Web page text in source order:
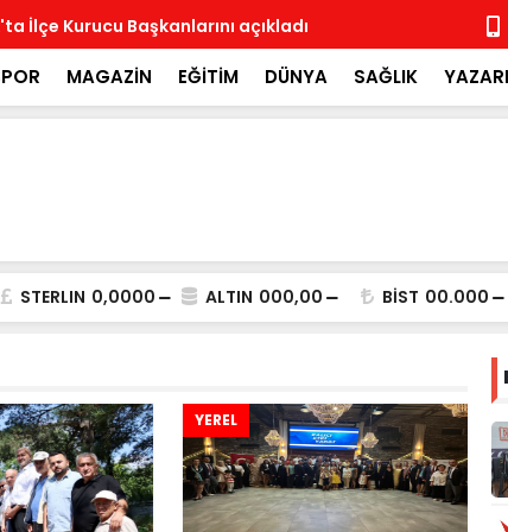
İlçe Kurucu Başkanlarını açıkladı MHP İlçe
MAGAZİN EĞİTİM DÜNYA SAĞLIK
STERLIN 0,0000 ALTIN 000,00 BİST 00.000
YEREL